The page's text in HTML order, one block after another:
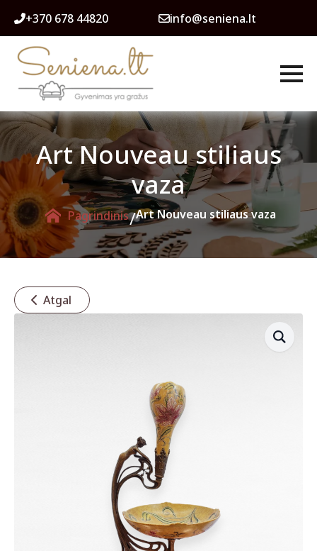
+370 678 44820 info@seniena.lt
Art Nouveau stiliaus
vaza
Pagrindinis/Art Nouveau stiliaus vaza
Atgal